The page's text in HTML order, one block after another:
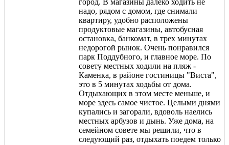
город. В магазины далеко ходить не
надо, рядом с домом, где снимали
квартиру, удобно расположены
продуктовые магазины, автобусная
остановка, банкомат, в трех минутах
недорогой рынок. Очень понравился
парк Поддубного, и главное море. По
совету местных ходили на пляж -
Каменка, в районе гостиницы "Виста",
это в 5 минутах ходьбы от дома.
Отдыхающих в этом месте меньше, и
море здесь самое чистое. Целыми днями
купались и загорали, вдоволь наелись
местных арбузов и дынь. Уже дома, на
семейном совете мы решили, что в
следующий раз, отдыхать поедем только